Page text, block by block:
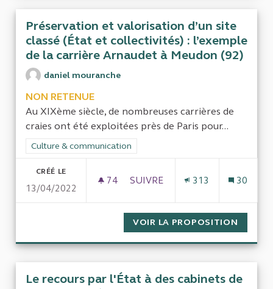
Préservation et valorisation d’un site
classé (État et collectivités) : l’exemple
de la carrière Arnaudet à Meudon (92)
daniel mouranche
NON RETENUE
Au XIXème siècle, de nombreuses carrières de
craies ont été exploitées près de Paris pour...
Filtrer les résultats de la catégorie : Culture & communication
Culture & communication
CRÉÉ LE
13/04/2022
74 74 ABONNÉS
SUIVRE
313 30
VOIR LA PROPOSITION
Le recours par l'État à des cabinets de